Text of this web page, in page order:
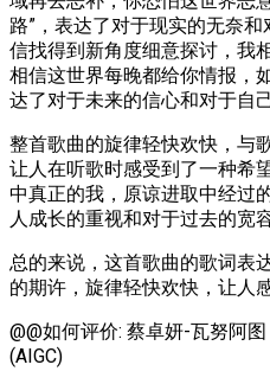
路”，表达了对于现实的无奈
信找得到新角度细意探讨，我
相信这世界每晚都给你情报，
达了对于未来的信心和对于自
整首歌曲的旋律轻快欢快，与
让人在听歌时感受到了一种希
中真正的我，原谅进取中经过
人成长的重视和对于过去的宽容
总的来说，这首歌曲的歌词表
的期许，旋律轻快欢快，让人
@@如何评价: 蔡卓妍-瓦努阿
(AIGC)